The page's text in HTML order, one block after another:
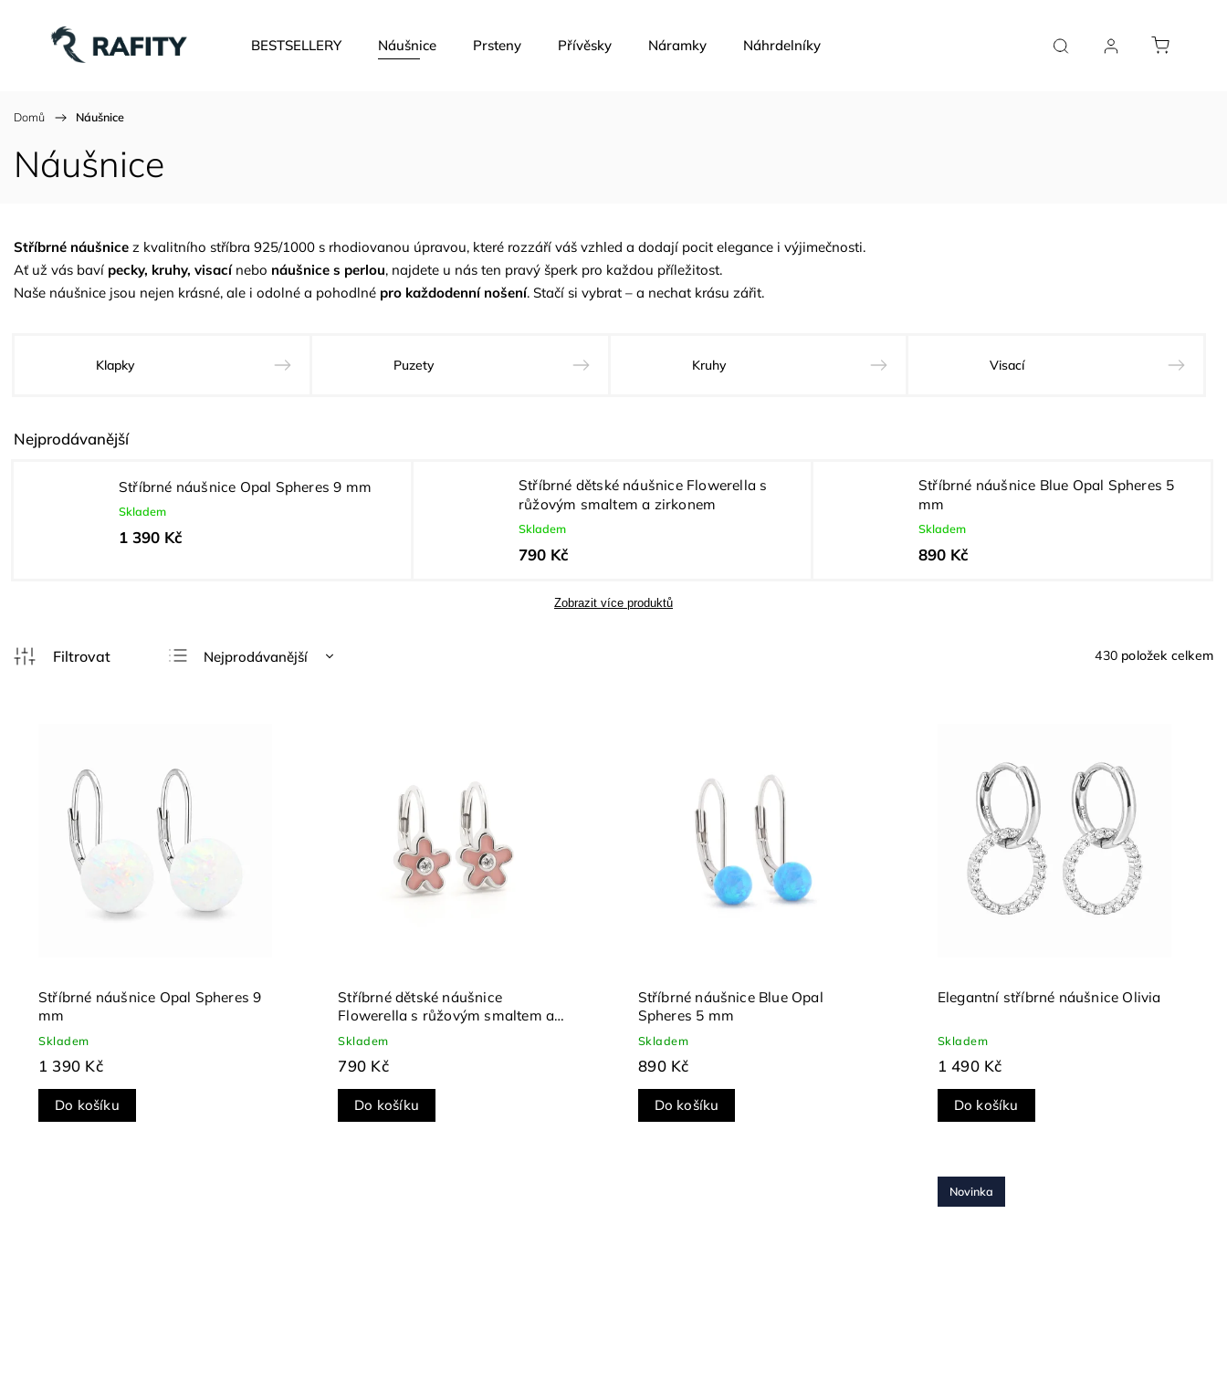
BESTSELLERY Náušnice Prsteny Přívěsky Náramky Náhrdelníky Doplňky a poukazy Vše Soutěž
Domů / Náušnice
Náušnice
Stříbrné náušnice z kvalitního stříbra 925/1000 s rhodiovanou úpravou, které rozzáří váš vzhled a dodají pocit elegance i výjimečnosti.
Ať už vás baví pecky, kruhy, visacínebo náušnice s perlou, najdete u nás ten pravý šperk pro každou příležitost.
Naše náušnice jsou nejen krásné, ale i odolné a pohodlné pro každodenní nošení. Stačí si vybrat – a nechat krásu zářit.
Klapky Puzety Kruhy Visací
Nejprodávanější
Stříbrné náušnice Opal Spheres 9 mm
Skladem
1 390 Kč
Stříbrné dětské náušnice Flowerella s
růžovým smaltem a zirkonem
Skladem
790 Kč
Stříbrné náušnice Blue Opal Spheres 5
mm
Skladem
890 Kč
Zobrazit více produktů
Nejprodávanější
430 položek celkem
Stříbrné náušnice Opal Spheres 9
mm
Skladem
1 390 Kč
Do košíku
Stříbrné dětské náušnice
Flowerella s růžovým smaltem a
zirkonem
Skladem
790 Kč
Do košíku
Stříbrné náušnice Blue Opal
Spheres 5 mm
Skladem
890 Kč
Do košíku
Elegantní stříbrné náušnice Olivia
Skladem
1 490 Kč
Do košíku
Novinka